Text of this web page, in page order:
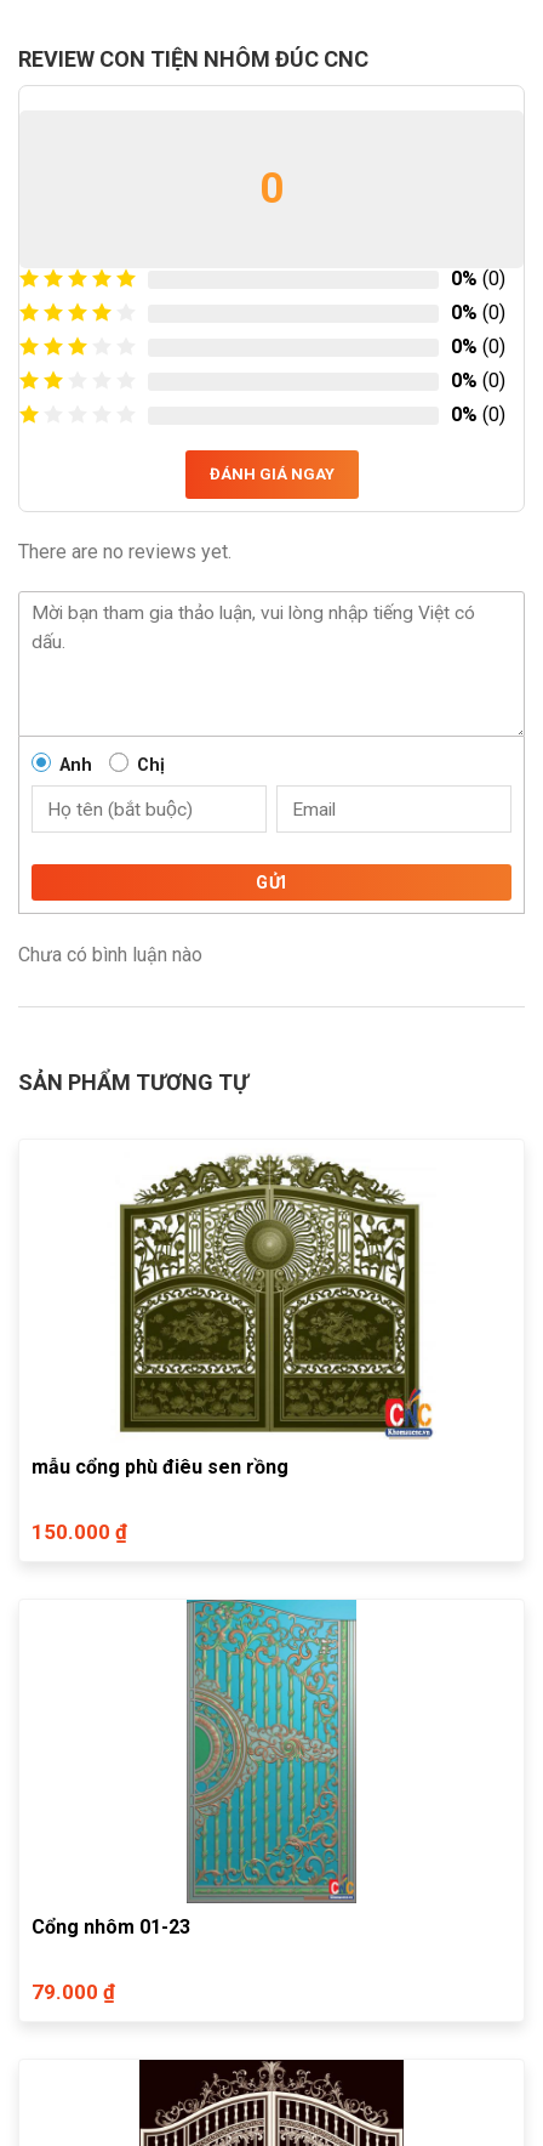
REVIEW CON TIỆN NHÔM ĐÚC CNC
0
0% (0)
0% (0)
0% (0)
0% (0)
0% (0)
ĐÁNH GIÁ NGAY
There are no reviews yet.
Anh Chị
GỬI
Chưa có bình luận nào
SẢN PHẨM TƯƠNG TỰ
mẫu cổng phù điêu sen rồng
150.000 ₫
Cổng nhôm 01-23
79.000 ₫